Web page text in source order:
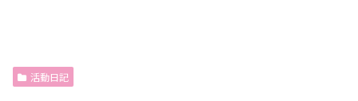
活動日記